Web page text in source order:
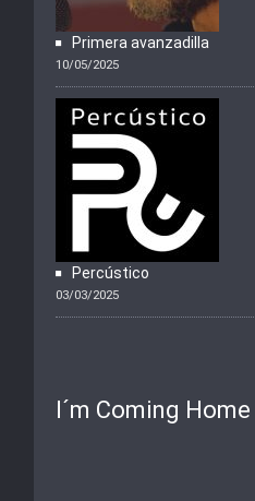
Primera avanzadilla
10/05/2025
Percústico
03/03/2025
I´m Coming Home